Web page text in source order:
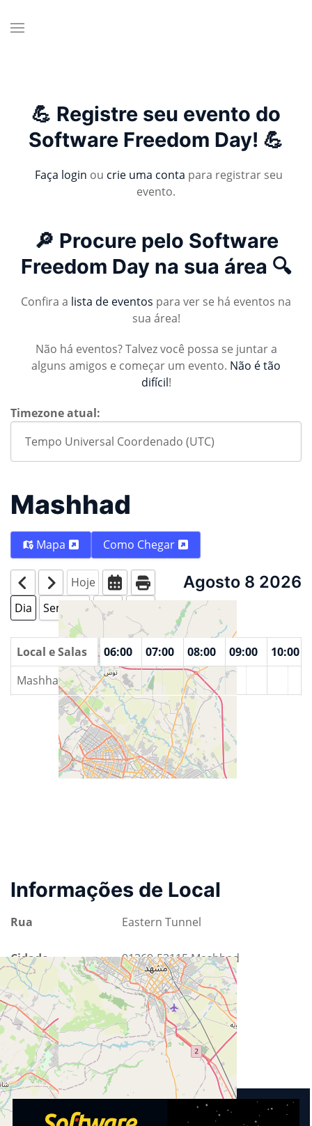
💪 Registre seu evento do
Software Freedom Day! 💪
Faça login ou crie uma conta para registrar seu
evento.
🔎 Procure pelo Software
Freedom Day na sua área 🔍
Confira a lista de eventos para ver se há eventos na
sua área!
Não há eventos? Talvez você possa se juntar a
alguns amigos e começar um evento. Não é tão
difícil!
Timezone atual:
Mashhad
Mapa Como Chegar
Hoje Agosto 8 2026
Dia Semana Mês
Local e Salas
04:00 05:00 06:00 07:00 08:00 09:00
10:00
Mashhad
Informações de Local
Rua Eastern Tunnel
Cidade 91369-53115 Mashhad
Estado Razavi Khorasan
País Irã
Próximos Eventos